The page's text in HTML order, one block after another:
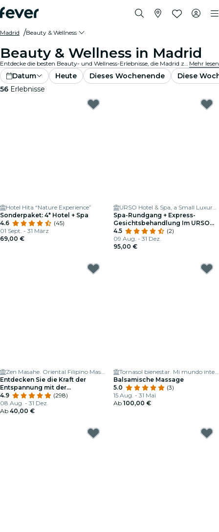
Madrid Beauty & Wellness
Beauty & Wellness in Madrid
Entdecke die besten Beauty- und Wellness-Erlebnisse, die Madrid zu bieten hat! Gönne dir eine Reihe von Verwöhnerlebnissen, darunter revitalisierende Spas, ganzheitliche Rückzugsorte und erstklassige Salons. Bist du bereit für ein Entspannung und das Gefühl, neugeboren zu sein? Lass es dir gut gehen... Du hast es dir verdient! Mehr lesen
Datum Heute Dieses Wochenende
Diese
56 Erlebnisse
Hotel Hita “Nature Experience”
Sonderpaket: 4* Hotel + Spa
4.6
(45)
01 Sept. - 31 März
69,00 €
URSO Hotel & Spa, a Small Luxury Hotel of the World
Spa-Rundgang + Express-
Gesichtsbehandlung Im URSO
Hotel & Spa
4.5
(2)
09 Aug. - 31 Dez.
95,00 €
Zen Masahe. Oriental Filipino Massage
Entdecken Sie die Kraft der
Entspannung mit der
Philippinischen Massage in der
Gran Vía Madrid
4.9
(298)
08 Aug. - 31 Dez.
Ab 40,00 €
Tornasol bienestar. Mi mundo interior
Balsamische Massage
5.0
(3)
15 Aug. - 31 Mai
Ab 100,00 €